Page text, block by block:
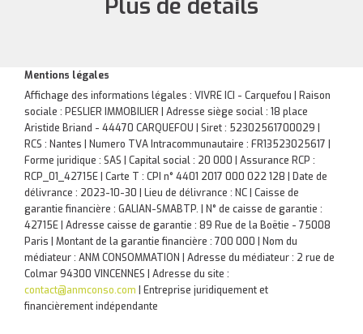
Plus de détails
Mentions légales
Affichage des informations légales : VIVRE ICI - Carquefou | Raison
sociale : PESLIER IMMOBILIER | Adresse siège social : 18 place
Aristide Briand - 44470 CARQUEFOU | Siret : 52302561700029 |
RCS : Nantes | Numero TVA Intracommunautaire : FR13523025617 |
Forme juridique : SAS | Capital social : 20 000 | Assurance RCP :
RCP_01_42715E | Carte T : CPI n° 4401 2017 000 022 128 | Date de
délivrance : 2023-10-30 | Lieu de délivrance : NC | Caisse de
garantie financière : GALIAN-SMABTP. | N° de caisse de garantie :
42715E | Adresse caisse de garantie : 89 Rue de la Boëtie - 75008
Paris | Montant de la garantie financière : 700 000 | Nom du
médiateur : ANM CONSOMMATION | Adresse du médiateur : 2 rue de
Colmar 94300 VINCENNES | Adresse du site :
contact@anmconso.com
Entreprise juridiquement et
financièrement indépendante